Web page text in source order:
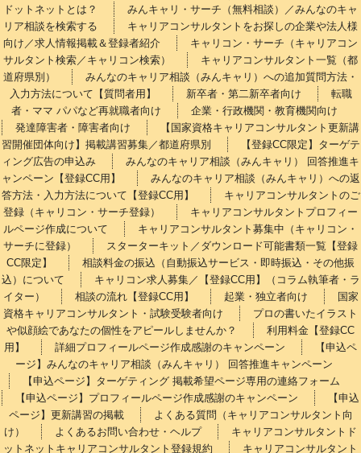
ドットネットとは？
みんキャリ・サーチ（無料相談）／みんなのキャ
リア相談を検索する
キャリアコンサルタントをお探しの企業や法人様
向け／求人情報掲載＆登録者紹介
キャリコン・サーチ（キャリアコン
サルタント検索／キャリコン検索）
キャリアコンサルタント一覧（都
道府県別）
みんなのキャリア相談（みんキャリ）への追加質問方法・
入力方法について【質問者用】
新卒者・第二新卒者向け
転職
者・ママ パパなど再就職者向け
企業・行政機関・教育機関向け
発達障害者・障害者向け
【国家資格キャリアコンサルタント更新講
習開催団体向け】掲載講習募集／都道府県別
【登録CC限定】ターゲテ
ィング広告の申込み
みんなのキャリア相談（みんキャリ） 回答推進キ
ャンペーン【登録CC用】
みんなのキャリア相談（みんキャリ）への返
答方法・入力方法について【登録CC用】
キャリアコンサルタントのご
登録（キャリコン・サーチ登録）
キャリアコンサルタントプロフィー
ルページ作成について
キャリアコンサルタント募集中（キャリコン・
サーチに登録）
スターターキット／ダウンロード可能書類一覧【登録
CC限定】
相談料金の振込（自動振込サービス・即時振込・その他振
込）について
キャリコン求人募集／【登録CC用】（コラム執筆者・ラ
イター）
相談の流れ【登録CC用】 起業・独立者向け
国家
資格キャリアコンサルタント・試験受験者向け
プロの書いたイラスト
や似顔絵であなたの個性をアピールしませんか？
利用料金【登録CC
用】
詳細プロフィールページ作成感謝のキャンペーン
【申込ペ
ージ】みんなのキャリア相談（みんキャリ） 回答推進キャンペーン
【申込ページ】ターゲティング 掲載希望ページ専用の連絡フォーム
【申込ページ】プロフィールページ作成感謝のキャンペーン
【申込
ページ】更新講習の掲載
よくある質問（キャリアコンサルタント向
け）
よくあるお問い合わせ・ヘルプ
キャリアコンサルタントド
ットネットキャリアコンサルタント登録規約
キャリアコンサルタント